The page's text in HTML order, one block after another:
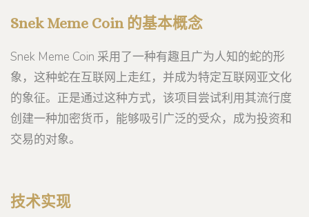
Snek Meme Coin 的基本概念
Snek Meme Coin 采用了一种有趣且广为人知的蛇的形
象，这种蛇在互联网上走红，并成为特定互联网亚文化
的象征。正是通过这种方式，该项目尝试利用其流行度
创建一种加密货币，能够吸引广泛的受众，成为投资和
交易的对象。
技术实现